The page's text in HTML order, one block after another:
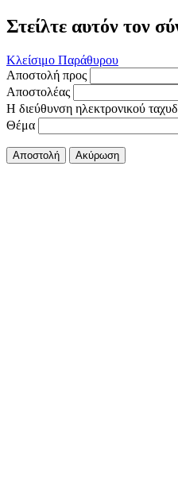
Στείλτε αυτόν τον
Κλείσιμο Παράθυρου
Αποστολή προς
Αποστολέας
Η διεύθυνση ηλεκτρονικού
Θέμα
Αποστολή Ακύρωση